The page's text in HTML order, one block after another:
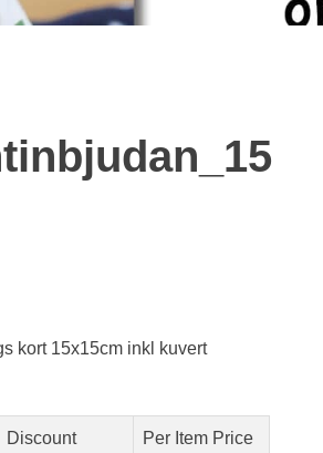
kort 15x15cm inkl kuvert
Discount Per Item Price